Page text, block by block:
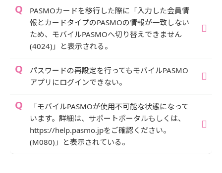
PASMOカードを移行した際に「入力した会員情
報とカードタイプのPASMOの情報が一致しない
ため、モバイルPASMOへ切り替えできません
(4024)」と表示される。
パスワードの再設定を行ってもモバイルPASMO
アプリにログインできない。
「モバイルPASMOが使用不可能な状態になって
います。詳細は、サポートポータルもしくは、
https://help.pasmo.jpをご確認ください。
(M080)」と表示されている。